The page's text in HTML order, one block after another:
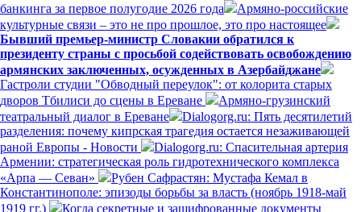
банкинга за первое полугодие 2026 года
Армяно-российские
культурные связи – это не про прошлое, это про настоящее
Бывший премьер-министр Словакии обратился к
президенту страны с просьбой содействовать освобождению
армянских заключенных, осужденных в Азербайджане
Гастроли студии "Обводный переулок": от колорита старых
дворов Тбилиси до сцены в Ереване
Армяно-грузинский
театральный диалог в Ереване
Dialogorg.ru: Пять десятилетий
разделения: почему кипрская трагедия остается незаживающей
раной Европы - Новости
Dialogorg.ru: Спасительная артерия
Армении: стратегическая роль гидротехнического комплекса
«Арпа — Севан»
Рубен Сафрастян: Мустафа Кемал в
Константинополе: эпизоды борьбы за власть (ноябрь 1918-май
1919 гг.)
Когда секретные и зашифрованные документы